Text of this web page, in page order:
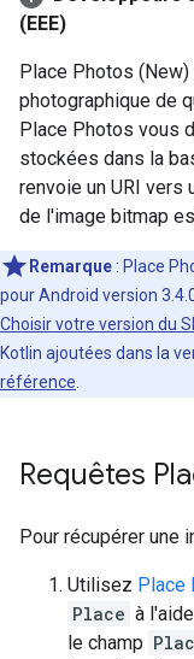
(EEE)
Place Photos
photographique de
Place Photos vous
stockées dans la
renvoie un URI vers
de l'image bitmap
Remarque : Place
pour Android version
Choisir votre version du
Kotlin ajoutées dans la
référence
Requêtes
Pour récupérer une
Utilisez Place
Place à
le champ